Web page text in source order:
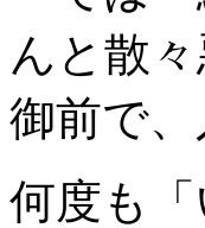
んと散
御前で
何度も